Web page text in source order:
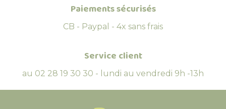
Paiements sécurisés
CB - Paypal - 4x sans frais
Service client
au 02 28 19 30 30 - lundi au vendredi 9h -13h